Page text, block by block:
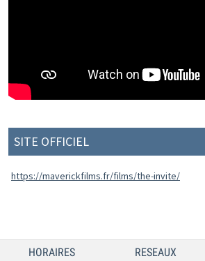
SITE OFFICIEL
https://maverickfilms.fr/films/the-invite/
HORAIRES RESEAUX